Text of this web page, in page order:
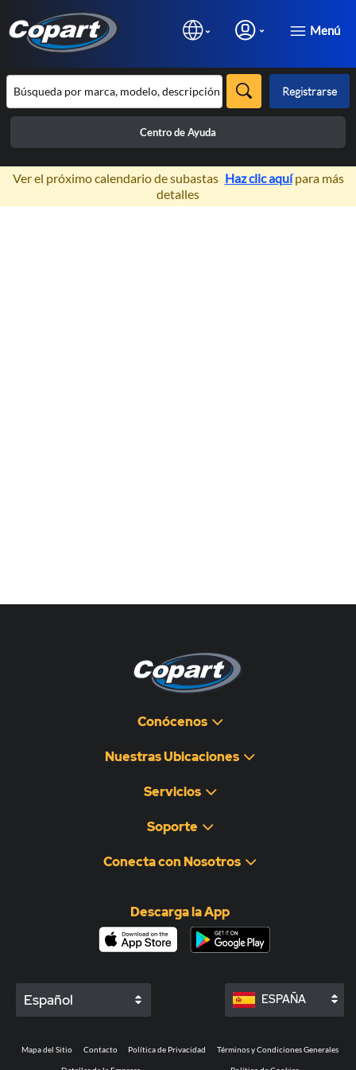
Menú
Registrarse
Centro de Ayuda
×
Ver el próximo calendario de subastas Haz clic aquípara más
detalles
Conócenos
Nuestras Ubicaciones
Servicios
Soporte
Conecta con Nosotros
Descarga la App
Español ESPAÑA
Mapa del Sitio Contacto Política de Privacidad Términos y Condiciones Generales